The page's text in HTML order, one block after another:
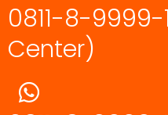
0811-8-9999-
Center)